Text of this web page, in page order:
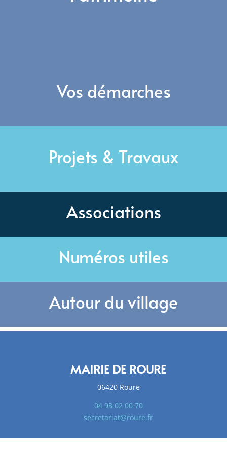
Vos démarches
Projets & Travaux
Associations
Numéros utiles
Autour du village
MAIRIE DE ROURE
06420 Roure
04 93 02 00 70
secretariat@roure.fr